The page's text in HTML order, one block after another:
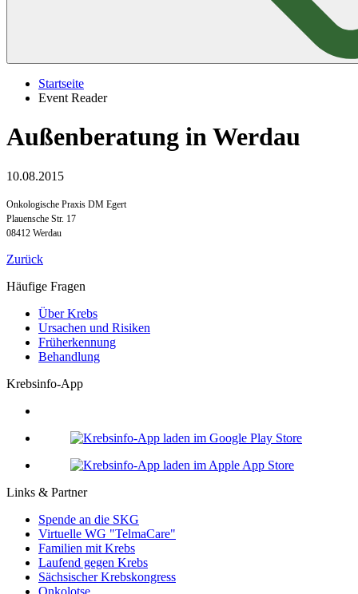
Startseite
Event Reader
Außenberatung in Werdau
10.08.2015
Onkologische Praxis DM Egert
Plauensche Str. 17
08412 Werdau
Zurück
Häufige Fragen
Über Krebs
Ursachen und Risiken
Früherkennung
Behandlung
Krebsinfo-App
Links & Partner
Spende an die SKG
Virtuelle WG "TelmaCare"
Familien mit Krebs
Laufend gegen Krebs
Sächsischer Krebskongress
Onkolotse